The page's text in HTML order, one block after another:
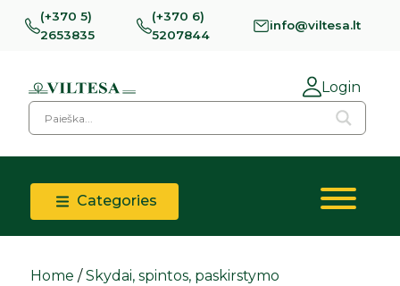
(+370 5)
2653835
(+370 6)
5207844
info@viltesa.lt
Login
Categories
Home /Skydai, spintos, paskirstymo